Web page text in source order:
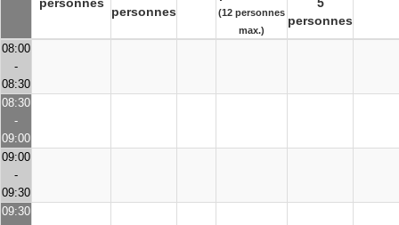
personnes
(12 personnes
max.)
personnes
08:00
-
08:30
08:30
-
09:00
09:00
-
09:30
09:30